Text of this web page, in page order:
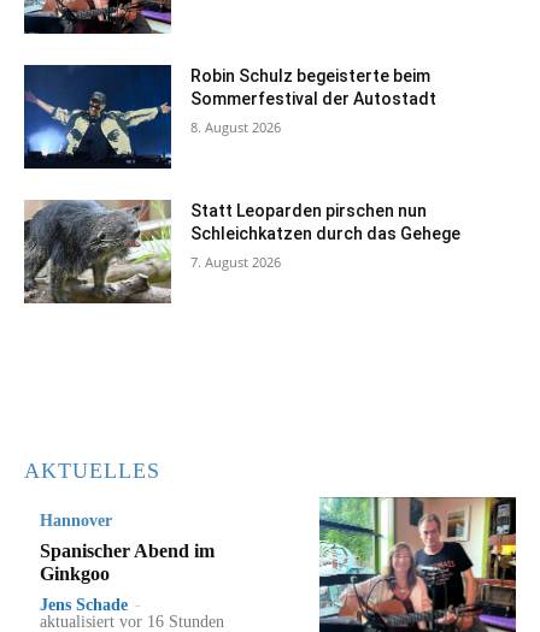
Robin Schulz begeisterte beim
Sommerfestival der Autostadt
8. August 2026
Statt Leoparden pirschen nun
Schleichkatzen durch das Gehege
7. August 2026
AKTUELLES
Hannover
Spanischer Abend im
Ginkgoo
Jens Schade -
aktualisiert vor 16 Stunden